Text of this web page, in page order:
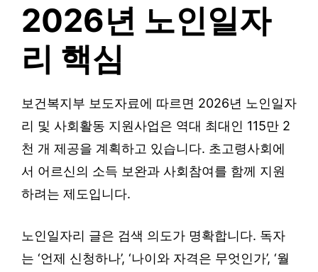
2026년 노인일자
리 핵심
보건복지부 보도자료에 따르면 2026년 노인일자
리 및 사회활동 지원사업은 역대 최대인 115만 2
천 개 제공을 계획하고 있습니다. 초고령사회에
서 어르신의 소득 보완과 사회참여를 함께 지원
하려는 제도입니다.
노인일자리 글은 검색 의도가 명확합니다. 독자
는 ‘언제 신청하나’, ‘나이와 자격은 무엇인가’, ‘월